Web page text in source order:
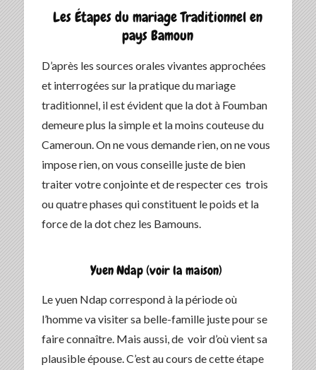
Les Étapes du mariage Traditionnel en
pays Bamoun
D’après les sources orales vivantes approchées
et interrogées sur la pratique du mariage
traditionnel, il est évident que la dot à Foumban
demeure plus la simple et la moins couteuse du
Cameroun. On ne vous demande rien, on ne vous
impose rien, on vous conseille juste de bien
traiter votre conjointe et de respecter ces trois
ou quatre phases qui constituent le poids et la
force de la dot chez les Bamouns.
Yuen Ndap (voir la maison)
Le yuen Ndap correspond à la période où
l’homme va visiter sa belle-famille juste pour se
faire connaître. Mais aussi, de voir d’où vient sa
plausible épouse. C’est au cours de cette étape